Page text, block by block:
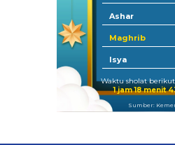
Ashar
Maghrib
Isya
Waktu sholat
1 jam 18 menit
Sumber: